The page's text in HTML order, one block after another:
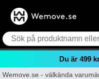
Du är 499
Wemove.se - välkända